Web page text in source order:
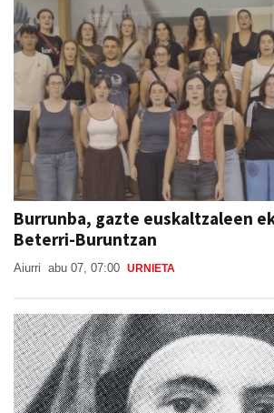
Burrunba, gazte euskaltzaleen
Beterri-Buruntzan
Aiurri abu 07, 07:00 URNIETA